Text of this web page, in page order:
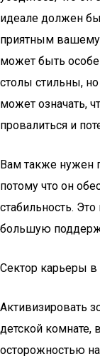
идеале должен
приятным вашему
может быть
столы стильны,
может означать,
провалиться и
Вам также нужен
потому что он
стабильность.
большую
Сектор карьеры
Активизировать
детской комнате,
осторожностью